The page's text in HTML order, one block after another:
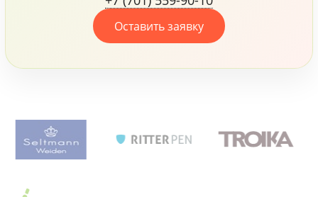
Оставить заявку